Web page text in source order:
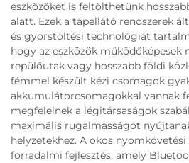
eszközöket is feltölthetünk
alatt. Ezek a tápellátó rendszerek
és gyors­töltési technológiát
hogy az eszközök működőképesek
repülőutak vagy hosszabb földi
fémmel készült kézi csomagok
akkumulátorcsomagokkal vannak
megfelelnek a légitársaságok
maximális rugalmasságot
helyzetekhez. A okos
forradalmi fejlesztés, amely